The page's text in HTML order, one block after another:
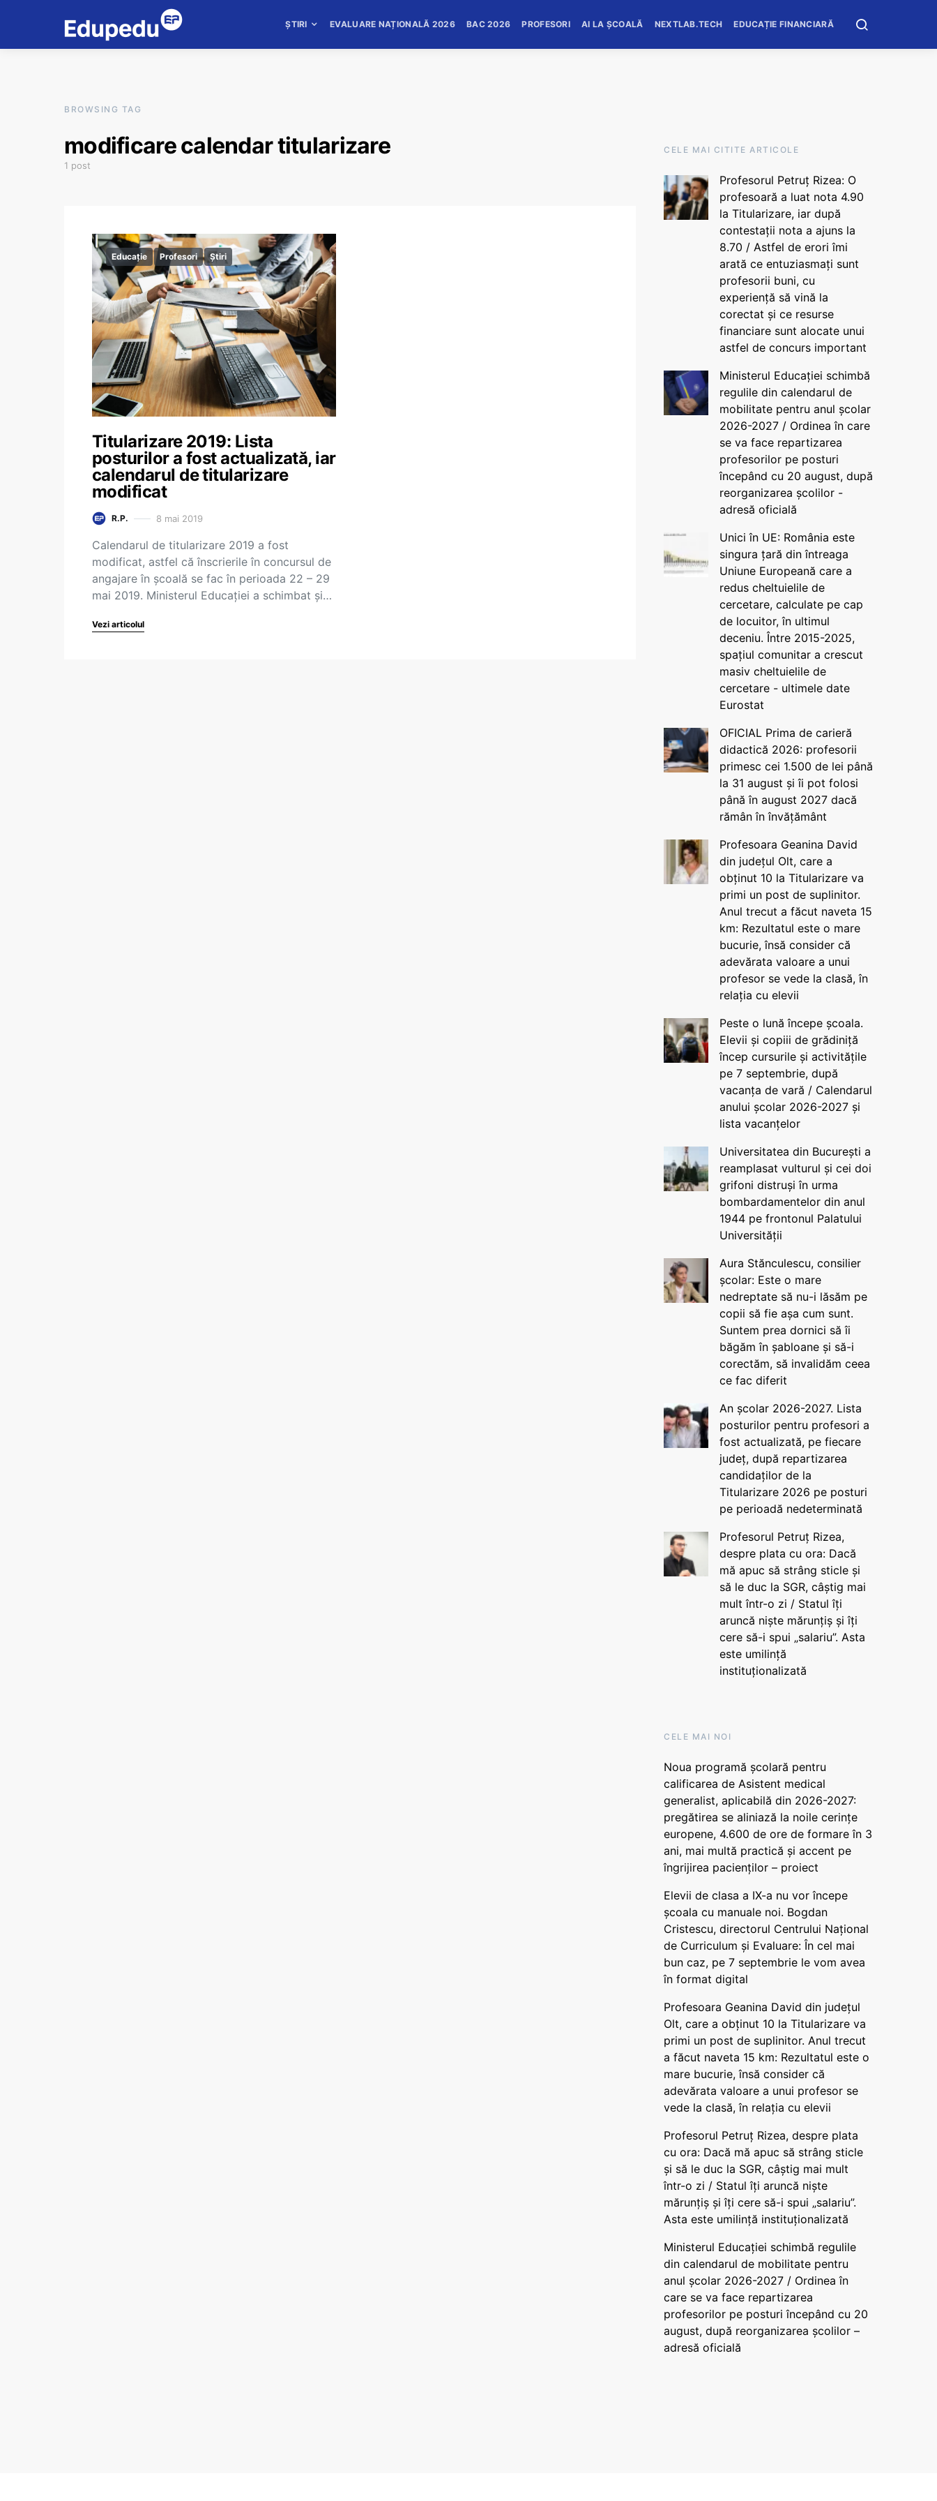
ȘTIRI EVALUARE NAȚIONALĂ 2026 BAC 2026 PROFESORI AI LA ȘCOALĂ NEXTLAB.TECH EDUCAȚIE FINANCIARĂ
BROWSING TAG
modificare calendar titularizare
1 post
Educație Profesori Știri
Titularizare 2019: Lista
posturilor a fost actualizată, iar
calendarul de titularizare
modificat
R.P. 8 mai 2019
Calendarul de titularizare 2019 a fost
modificat, astfel că înscrierile în concursul de
angajare în școală se fac în perioada 22 – 29
mai 2019. Ministerul Educației a schimbat și…
Vezi articolul
CELE MAI CITITE ARTICOLE
Profesorul Petruț Rizea: O
profesoară a luat nota 4.90
la Titularizare, iar după
contestații nota a ajuns la
8.70 / Astfel de erori îmi
arată ce entuziasmați sunt
profesorii buni, cu
experiență să vină la
corectat și ce resurse
financiare sunt alocate unui
astfel de concurs important
Ministerul Educației schimbă
regulile din calendarul de
mobilitate pentru anul școlar
2026-2027 / Ordinea în care
se va face repartizarea
profesorilor pe posturi
începând cu 20 august, după
reorganizarea școlilor -
adresă oficială
Unici în UE: România este
singura țară din întreaga
Uniune Europeană care a
redus cheltuielile de
cercetare, calculate pe cap
de locuitor, în ultimul
deceniu. Între 2015-2025,
spațiul comunitar a crescut
masiv cheltuielile de
cercetare - ultimele date
Eurostat
OFICIAL Prima de carieră
didactică 2026: profesorii
primesc cei 1.500 de lei până
la 31 august și îi pot folosi
până în august 2027 dacă
rămân în învățământ
Profesoara Geanina David
din județul Olt, care a
obținut 10 la Titularizare va
primi un post de suplinitor.
Anul trecut a făcut naveta 15
km: Rezultatul este o mare
bucurie, însă consider că
adevărata valoare a unui
profesor se vede la clasă, în
relația cu elevii
Peste o lună începe școala.
Elevii și copiii de grădiniță
încep cursurile și activitățile
pe 7 septembrie, după
vacanța de vară / Calendarul
anului școlar 2026-2027 și
lista vacanțelor
Universitatea din București a
reamplasat vulturul și cei doi
grifoni distruși în urma
bombardamentelor din anul
1944 pe frontonul Palatului
Universității
Aura Stănculescu, consilier
școlar: Este o mare
nedreptate să nu-i lăsăm pe
copii să fie așa cum sunt.
Suntem prea dornici să îi
băgăm în șabloane și să-i
corectăm, să invalidăm ceea
ce fac diferit
An școlar 2026-2027. Lista
posturilor pentru profesori a
fost actualizată, pe fiecare
județ, după repartizarea
candidaților de la
Titularizare 2026 pe posturi
pe perioadă nedeterminată
Profesorul Petruț Rizea,
despre plata cu ora: Dacă
mă apuc să strâng sticle și
să le duc la SGR, câștig mai
mult într-o zi / Statul îți
aruncă niște mărunțiș și îți
cere să-i spui „salariu”. Asta
este umilință
instituționalizată
CELE MAI NOI
Noua programă școlară pentru
calificarea de Asistent medical
generalist, aplicabilă din 2026-2027:
pregătirea se aliniază la noile cerințe
europene, 4.600 de ore de formare în 3
ani, mai multă practică și accent pe
îngrijirea pacienților – proiect
Elevii de clasa a IX-a nu vor începe
școala cu manuale noi. Bogdan
Cristescu, directorul Centrului Național
de Curriculum și Evaluare: În cel mai
bun caz, pe 7 septembrie le vom avea
în format digital
Profesoara Geanina David din județul
Olt, care a obținut 10 la Titularizare va
primi un post de suplinitor. Anul trecut
a făcut naveta 15 km: Rezultatul este o
mare bucurie, însă consider că
adevărata valoare a unui profesor se
vede la clasă, în relația cu elevii
Profesorul Petruț Rizea, despre plata
cu ora: Dacă mă apuc să strâng sticle
și să le duc la SGR, câștig mai mult
într-o zi / Statul îți aruncă niște
mărunțiș și îți cere să-i spui „salariu”.
Asta este umilință instituționalizată
Ministerul Educației schimbă regulile
din calendarul de mobilitate pentru
anul școlar 2026-2027 / Ordinea în
care se va face repartizarea
profesorilor pe posturi începând cu 20
august, după reorganizarea școlilor –
adresă oficială